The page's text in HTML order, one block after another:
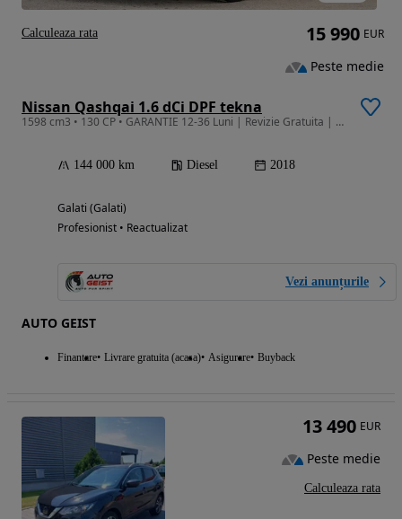
Nissan Qashqai 1.6 dCi DPF tekna
1598 cm3 • 130 CP • GARANTIE 12-36 Luni | Revizie Gratuita | Finantare | Rulaj Certificat
144 000 km Diesel 2018
Galati (Galati)
Profesionist • Reactualizat
Vezi anunțurile
AUTO GEIST
Finantare Livrare gratuita (acasa) Asigurare Buyback
15 990 EUR
Peste medie
Calculeaza rata
13 490 EUR
Peste medie
Calculeaza rata